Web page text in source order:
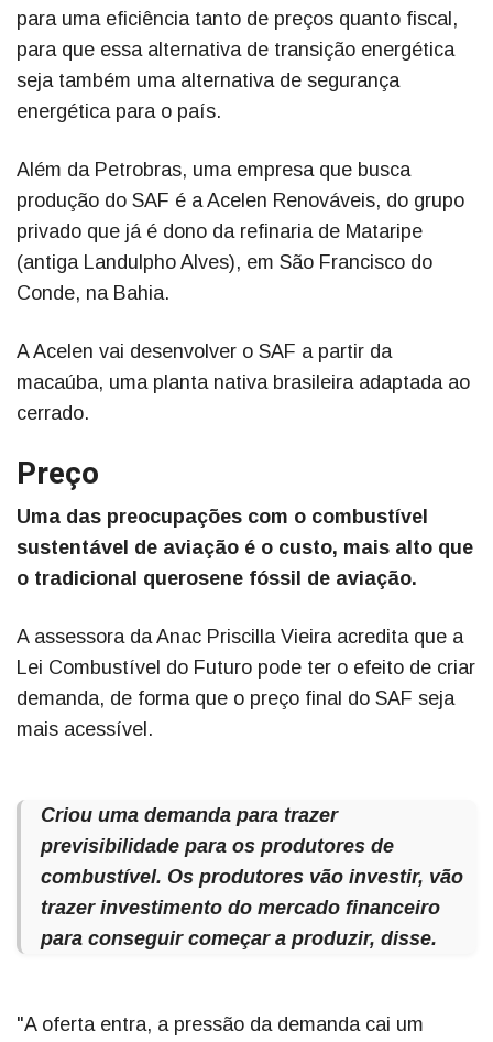
para uma eficiência tanto de preços quanto fiscal,
para que essa alternativa de transição energética
seja também uma alternativa de segurança
energética para o país.
Além da Petrobras, uma empresa que busca
produção do SAF é a Acelen Renováveis, do grupo
privado que já é dono da refinaria de Mataripe
(antiga Landulpho Alves), em São Francisco do
Conde, na Bahia.
A Acelen vai desenvolver o SAF a partir da
macaúba, uma planta nativa brasileira adaptada ao
cerrado.
Preço
Uma das preocupações com o combustível
sustentável de aviação é o custo, mais alto que
o tradicional querosene fóssil de aviação.
A assessora da Anac Priscilla Vieira acredita que a
Lei Combustível do Futuro pode ter o efeito de criar
demanda, de forma que o preço final do SAF seja
mais acessível.
Criou uma demanda para trazer
previsibilidade para os produtores de
combustível. Os produtores vão investir, vão
trazer investimento do mercado financeiro
para conseguir começar a produzir, disse.
"A oferta entra, a pressão da demanda cai um